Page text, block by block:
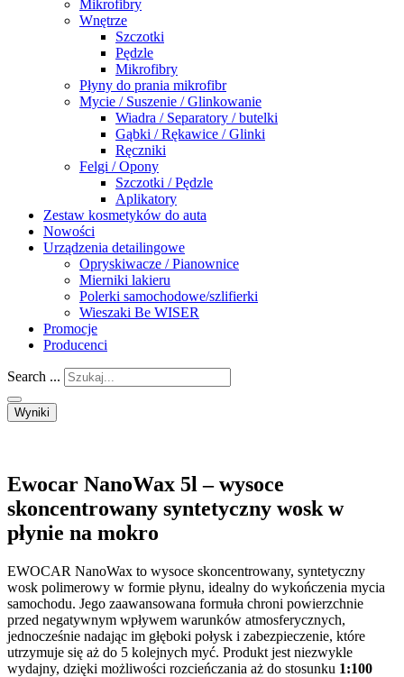
Mikrofibry
Wnętrze
Szczotki
Pędzle
Mikrofibry
Płyny do prania mikrofibr
Mycie / Suszenie / Glinkowanie
Wiadra / Separatory / butelki
Gąbki / Rękawice / Glinki
Ręczniki
Felgi / Opony
Szczotki / Pędzle
Aplikatory
Zestaw kosmetyków do auta
Nowości
Urządzenia detailingowe
Opryskiwacze / Pianownice
Mierniki lakieru
Polerki samochodowe/szlifierki
Wieszaki Be WISER
Promocje
Producenci
Search ...
Wyniki
Ewocar NanoWax 5l – wysoce
skoncentrowany syntetyczny wosk w
płynie na mokro
EWOCAR NanoWax to wysoce skoncentrowany, syntetyczny
wosk polimerowy w formie płynu, idealny do wykończenia mycia
samochodu. Jego zaawansowana formuła chroni powierzchnie
przed negatywnym wpływem warunków atmosferycznych,
jednocześnie nadając im głęboki połysk i zabezpieczenie, które
utrzymuje się aż do 5 kolejnych myć. Produkt jest niezwykle
wydajny, dzięki możliwości rozcieńczania aż do stosunku 1:100